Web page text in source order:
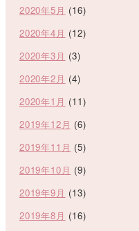
2020年5月 (16)
2020年4月 (12)
2020年3月 (3)
2020年2月 (4)
2020年1月 (11)
2019年12月 (6)
2019年11月 (5)
2019年10月 (9)
2019年9月 (13)
2019年8月 (16)